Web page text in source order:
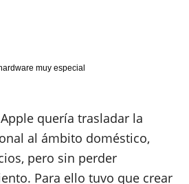
muy especial
quería trasladar la
al ámbito doméstico,
pero sin perder
Para ello tuvo que crear